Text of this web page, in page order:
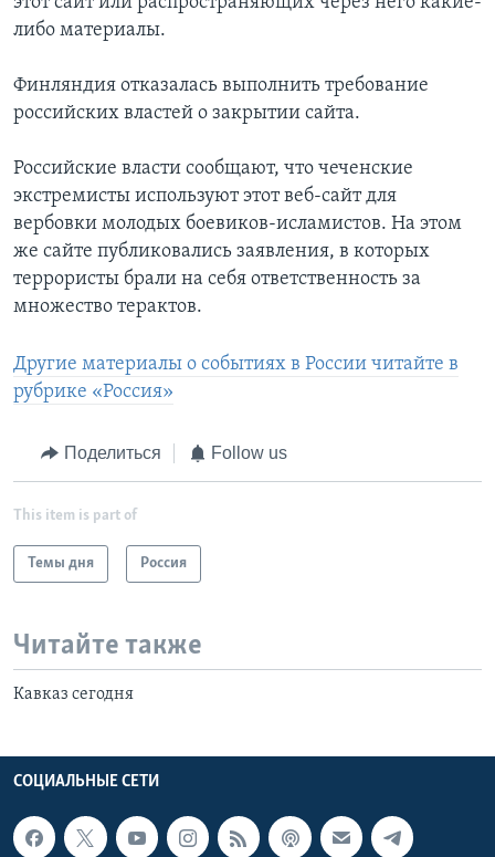
либо материалы.
Финляндия отказалась выполнить требование
российских властей о закрытии сайта.
Российские власти сообщают, что чеченские
экстремисты используют этот веб-сайт для
вербовки молодых боевиков-исламистов. На этом
же сайте публиковались заявления, в которых
террористы брали на себя ответственность за
множество терактов.
Другие материалы о событиях в России читайте в
рубрике «Россия»
Поделиться Follow us
This item is part of
Темы дня Россия
Читайте также
Кавказ сегодня
СОЦИАЛЬНЫЕ СЕТИ